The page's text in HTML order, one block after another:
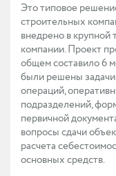
Это типовое
строительных
внедрено в
компании. Проект
общем составило 6
были решены
операций,
подразделений,
первичной
вопросы сдачи
расчета
основных средств.